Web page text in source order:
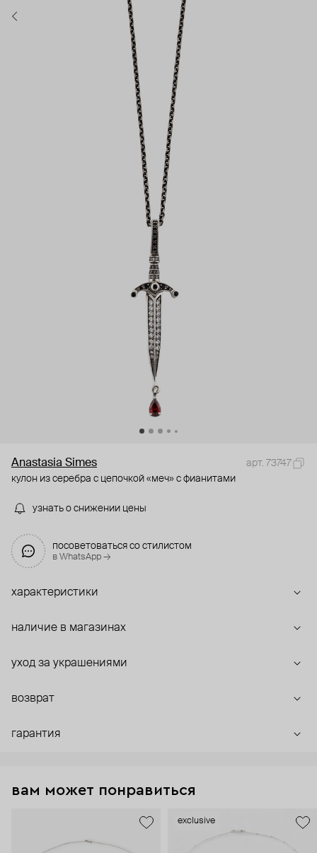
Anastasia Simes
арт. 73747
кулон из серебра с цепочкой «меч» с фианитами
узнать о снижении цены
посоветоваться со стилистом
в WhatsApp →
характеристики
наличие в магазинах
уход за украшениями
возврат
гарантия
вам может понравиться
exclusive